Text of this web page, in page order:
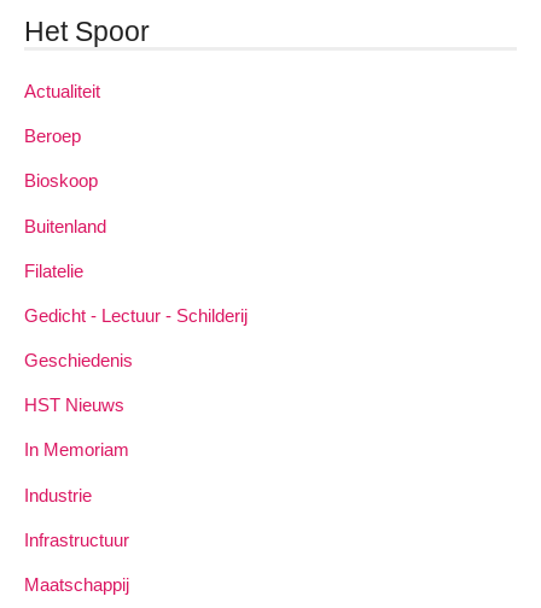
Het Spoor
Actualiteit
Beroep
Bioskoop
Buitenland
Filatelie
Gedicht - Lectuur - Schilderij
Geschiedenis
HST Nieuws
In Memoriam
Industrie
Infrastructuur
Maatschappij